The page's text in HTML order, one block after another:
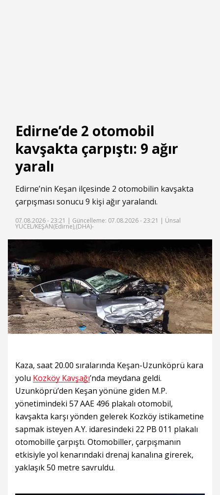
Edirne’de 2 otomobil
kavşakta çarpıştı: 9 ağır
yaralı
Edirne’nin Keşan ilçesinde 2 otomobilin kavşakta
çarpışması sonucu 9 kişi ağır yaralandı.
07.08.2026 - 23:21 | Güncelleme: 07.08.2026 - 23:21 | Ünsal
YÜCEL/KEŞAN(Edirne),(DHA)-
Kaza, saat 20.00 sıralarında Keşan-Uzunköprü kara
yolu Kozköy Kavşağı’nda meydana geldi.
Uzunköprü’den Keşan yönüne giden M.P.
yönetimindeki 57 AAE 496 plakalı otomobil,
kavşakta karşı yönden gelerek Kozköy istikametine
sapmak isteyen A.Y. idaresindeki 22 PB 011 plakalı
otomobille çarpıştı. Otomobiller, çarpışmanın
etkisiyle yol kenarındaki drenaj kanalına girerek,
yaklaşık 50 metre savruldu.